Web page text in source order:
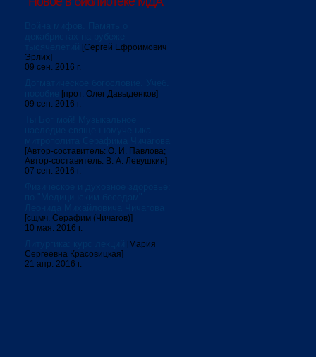
[Сергей Ефроимович
Эрлих]
09 сен. 2016 г.
[прот. Олег Давыденков]
09 сен. 2016 г.
[Автор-составитель: О. И. Павлова;
Автор-составитель: В. А. Левушкин]
07 сен. 2016 г.
[сщмч. Серафим (Чичагов)]
10 мая. 2016 г.
[Мария
Сергеевна Красовицкая]
21 апр. 2016 г.